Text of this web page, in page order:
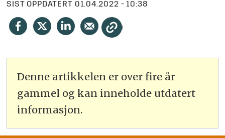
SIST OPPDATERT
01.04.2022 - 10:38
Denne artikkelen er over fire år
gammel og kan inneholde utdatert
informasjon.